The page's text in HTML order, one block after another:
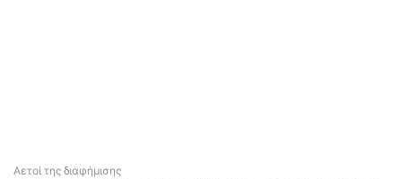
Αετοί της διαφήμισης